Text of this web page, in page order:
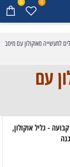
0 0
לתעשייה מאוקולון עם מיסב
עם
קבועה - גליל אוקולון,